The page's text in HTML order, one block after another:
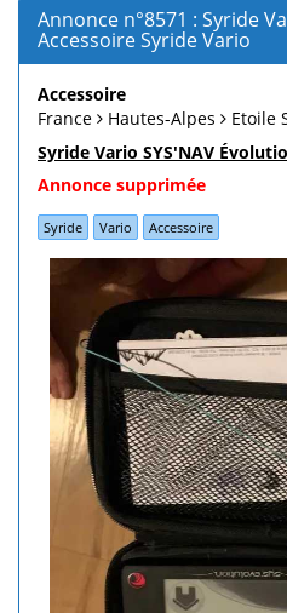
Annonce n°8571 : Syride
Accessoire Syride Vario
Accessoire
France
Hautes-Alpes Etoile
Syride Vario SYS'NAV
Annonce supprimée
Syride Vario Accessoire